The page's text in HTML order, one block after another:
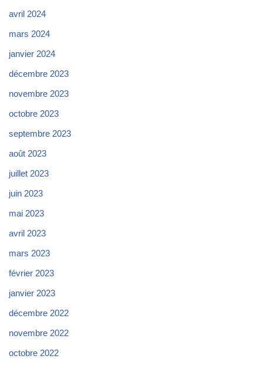
avril 2024
mars 2024
janvier 2024
décembre 2023
novembre 2023
octobre 2023
septembre 2023
août 2023
juillet 2023
juin 2023
mai 2023
avril 2023
mars 2023
février 2023
janvier 2023
décembre 2022
novembre 2022
octobre 2022